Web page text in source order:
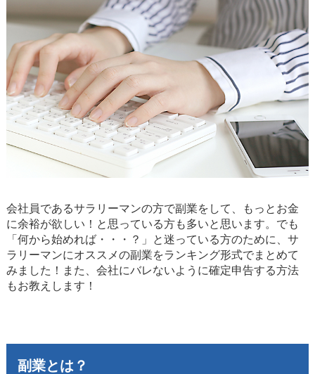
会社員であるサラリーマンの方で副業をして、もっとお金
に余裕が欲しい！と思っている方も多いと思います。でも
「何から始めれば・・・？」と迷っている方のために、サ
ラリーマンにオススメの副業をランキング形式でまとめて
みました！また、会社にバレないように確定申告する方法
もお教えします！
副業とは？